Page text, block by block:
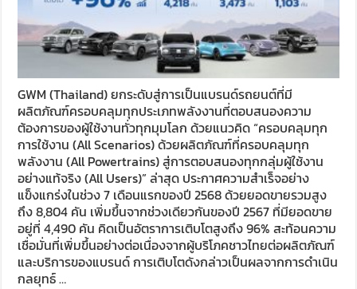
GWM (Thailand) ยกระดับสู่การเป็นแบรนด์รถยนต์ที่มี
ผลิตภัณฑ์ครอบคลุมทุกประเภทพลังงานที่ตอบสนองความ
ต้องการของผู้ใช้งานทั่วทุกมุมโลก ด้วยแนวคิด “ครอบคลุมทุก
การใช้งาน (All Scenarios) ด้วยผลิตภัณฑ์ที่ครอบคลุมทุก
พลังงาน (All Powertrains) สู่การตอบสนองทุกกลุ่มผู้ใช้งาน
อย่างแท้จริง (All Users)” ล่าสุด ประกาศความสำเร็จอย่าง
แข็งแกร่งในช่วง 7 เดือนแรกของปี 2568 ด้วยยอดขายรวมสูง
ถึง 8,804 คัน เพิ่มขึ้นจากช่วงเดียวกันของปี 2567 ที่มียอดขาย
อยู่ที่ 4,490 คัน คิดเป็นอัตราการเติบโตสูงถึง 96% สะท้อนความ
เชื่อมั่นที่เพิ่มขึ้นอย่างต่อเนื่องจากผู้บริโภคชาวไทยต่อผลิตภัณฑ์
และบริการของแบรนด์ การเติบโตดังกล่าวเป็นผลจากการดำเนิน
กลยุทธ์ …